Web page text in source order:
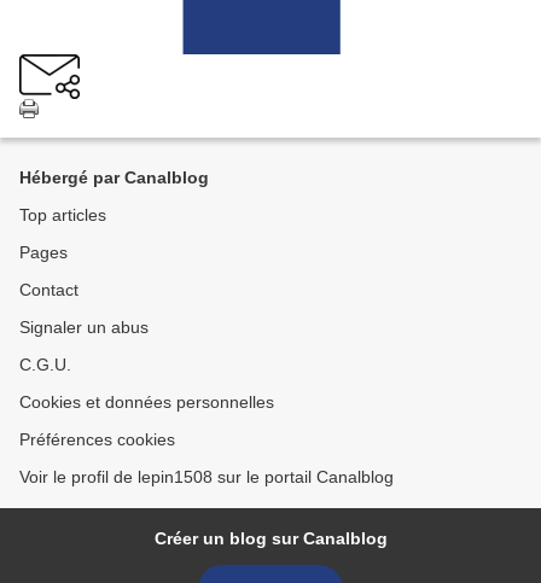
Hébergé par Canalblog
Top articles
Pages
Contact
Signaler un abus
C.G.U.
Cookies et données personnelles
Préférences cookies
Voir le profil de lepin1508 sur le portail Canalblog
Créer un blog sur Canalblog